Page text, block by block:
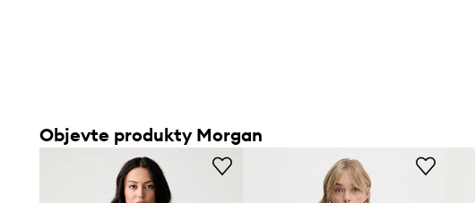
Objevte produkty Morgan